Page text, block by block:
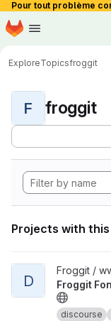
Pour tout problème
Skip to main content
Homepage
ExploreTopicsfroggit
F froggit
Projects with
View Discourse
D
Froggit /
Froggit
discourse